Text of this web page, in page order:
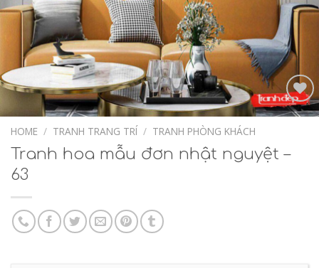
Add to
HOME / TRANH TRANG TRÍ / TRANH PHÒNG KHÁCH
Tranh hoa mẫu đơn nhật nguyệt –
63